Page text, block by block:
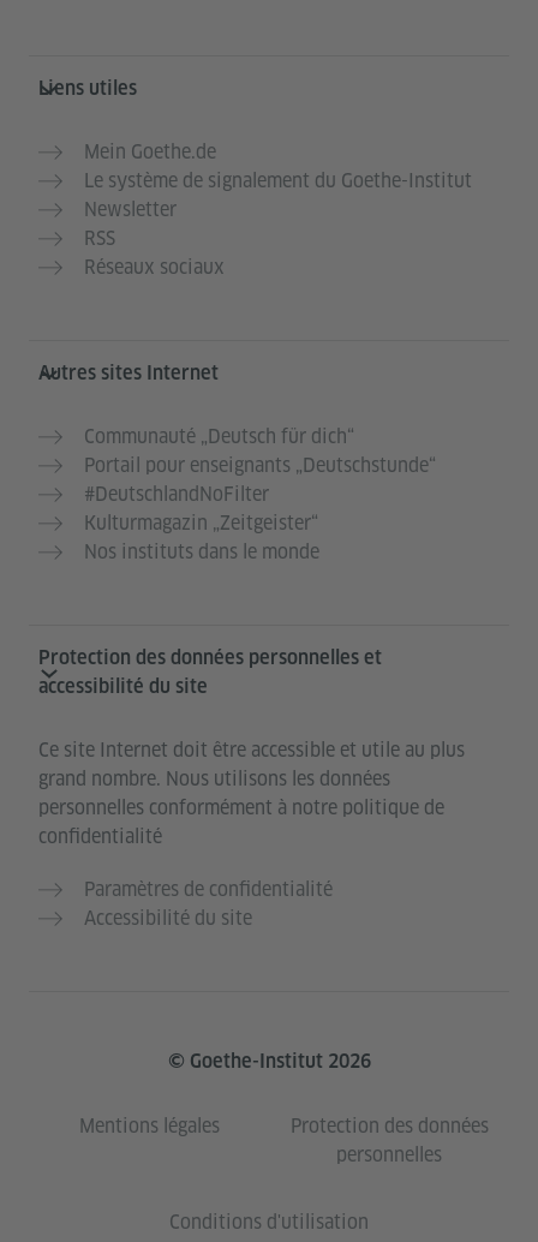
Liens utiles
Mein Goethe.de
Le système de signalement du Goethe-Institut
Newsletter
RSS
Réseaux sociaux
Autres sites Internet
Communauté „Deutsch für dich“
Portail pour enseignants „Deutschstunde“
#DeutschlandNoFilter
Kulturmagazin „Zeitgeister“
Nos instituts dans le monde
Protection des données personnelles et
accessibilité du site
Ce site Internet doit être accessible et utile au plus
grand nombre. Nous utilisons les données
personnelles conformément à notre politique de
confidentialité
Paramètres de confidentialité
Accessibilité du site
© Goethe-Institut 2026
Mentions légales
Protection des données
personnelles
Conditions d'utilisation